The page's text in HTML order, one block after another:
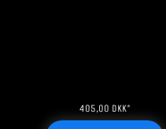
405,00 DKK*